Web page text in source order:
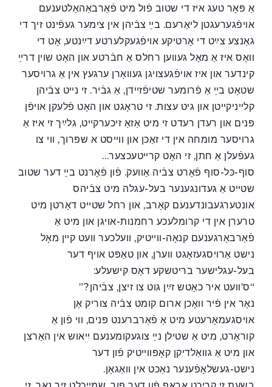
אַ פּאָר טעג איז די שטוב פֿול מיט פֿאַרבאַהאַלטענעם
אויפֿגערעגטן ליאַרעם. בײַ צבֿיהן אין צימער געפֿינט זיך די
גאַנצע צײַט די אָרטיקע אויפֿגעקלערטע דײַנטע, אָט די
וואָס איז אַ מאָל געווען רחלס אַ חבֿרטע און האָט שוין דרײַ
קינדער און איז אויפֿגעצויגן געוואָרן ערגעץ אין אַ גרויסער
שטאָט בײַ אַ פֿרומער שטיפֿזײדן, אַ גבֿיר. זי נײט צבֿיהן
קלײניקײטן און גיט עצות. זי טראָגט און האָט פֿלעקן אויפֿן
פּנים און רעדן רעדט זי מיט אַזאַ זיכערקײט, גלײַך זי איז אַ
גרויסער מומחה אין די זאַכן און ווײסט א שפּרוך, ווי צו
געפֿעלן אַ חתן, זי האָט קרײטעכצער…
סוף-כּל-סוף פֿאָרט צבֿיה אַוועק. פֿון פֿאָרנט בײַ דער שטוב
שטײט אַ געדונגענער בעל-עגלה מיט צבֿיהס
אונטערגעבונדענעם קאָרב, און רחל שטייט דאָרטן מיט
טרערן אין די קרומלעכע רחמנות-אויגן און מיט אַ
פֿאַרבאָרגענעם קנאָה-ווײטיק, וועלכער וועט קײן מאָל
נישט אַרויסגעזאָגט ווערן, און טאַפּט אויף דער
בעל-עגלישער בריטשקע דאָס קישעלע:
“ס’וועט איר כאָטש זײַן גוט צו זיצן, צבֿיהן?”
נאָר אין פֿיר וואָכן ארום קומט צבֿיה צוריק אַן
אויסגעמאָרעטע מיט אַ פֿאַרברענט פּנים, ווי פֿון אַ
קוראָרט, מיט אַ שטילן נײַ צוגעקומענעם יִיאוש אין האַרצן
און מיט אַ גוואַלדיקן קאָפּווײטיק פֿון דער
נישט-געשלאָפֿענער נאַכט אין וואַגאָן.